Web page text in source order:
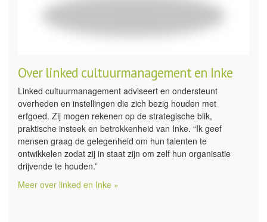
Over linked cultuurmanagement en Inke
Linked cultuurmanagement adviseert en ondersteunt
overheden en instellingen die zich bezig houden met
erfgoed. Zij mogen rekenen op de strategische blik,
praktische insteek en betrokkenheid van Inke. “Ik geef
mensen graag de gelegenheid om hun talenten te
ontwikkelen zodat zij in staat zijn om zelf hun organisatie
drijvende te houden.”
Meer over linked en Inke »